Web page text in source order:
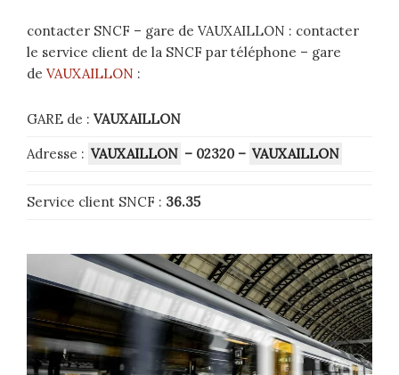
contacter SNCF – gare de VAUXAILLON : contacter
le service client de la SNCF par téléphone – gare
de VAUXAILLON :
GARE de : VAUXAILLON
Adresse : VAUXAILLON – 02320 – VAUXAILLON
Service client SNCF : 36.35